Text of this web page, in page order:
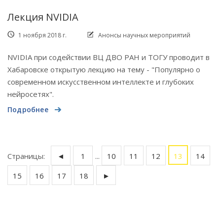
Лекция NVIDIA
1 ноября 2018 г. Анонсы научных мероприятий
NVIDIA при содействии ВЦ ДВО РАН и ТОГУ проводит в
Хабаровске открытую лекцию на тему - "Популярно о
современном искусственном интеллекте и глубоких
нейросетях".
Подробнее
Страницы: ◄ 1 ... 10 11 12 13
14
15
16 17 18 ►